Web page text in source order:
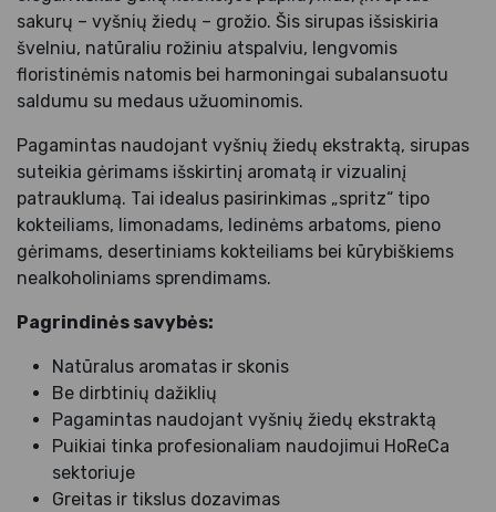
sakurų – vyšnių žiedų – grožio. Šis sirupas išsiskiria
švelniu, natūraliu rožiniu atspalviu, lengvomis
floristinėmis natomis bei harmoningai subalansuotu
saldumu su medaus užuominomis.
Pagamintas naudojant vyšnių žiedų ekstraktą, sirupas
suteikia gėrimams išskirtinį aromatą ir vizualinį
patrauklumą. Tai idealus pasirinkimas „spritz“ tipo
kokteiliams, limonadams, ledinėms arbatoms, pieno
gėrimams, desertiniams kokteiliams bei kūrybiškiems
nealkoholiniams sprendimams.
Pagrindinės savybės:
Natūralus aromatas ir skonis
Be dirbtinių dažiklių
Pagamintas naudojant vyšnių žiedų ekstraktą
Puikiai tinka profesionaliam naudojimui HoReCa
sektoriuje
Greitas ir tikslus dozavimas